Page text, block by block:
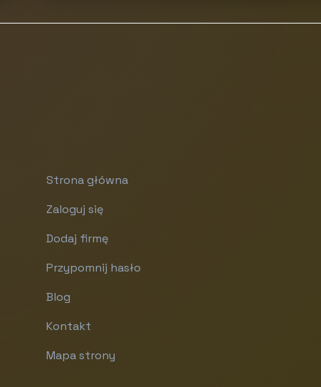
Strona główna
Zaloguj się
Dodaj firmę
Przypomnij hasło
Blog
Kontakt
Mapa strony